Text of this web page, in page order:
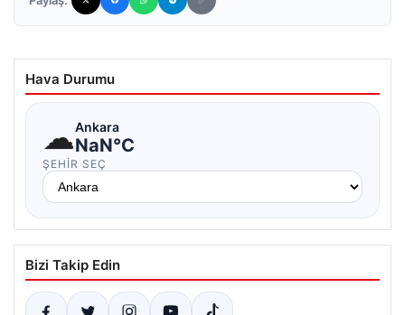
Hava Durumu
☁Ankara
NaN°C
ŞEHIR SEÇ
Bizi Takip Edin